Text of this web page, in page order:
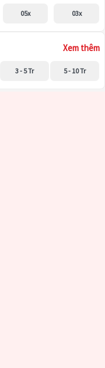
05x 03x
Xem thêm
3 - 5 Tr 5 - 10 Tr